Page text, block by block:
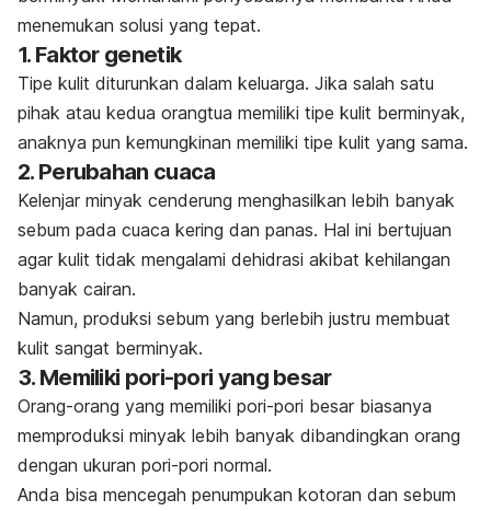
menemukan solusi yang tepat.
1. Faktor genetik
Tipe kulit diturunkan dalam keluarga. Jika salah satu
pihak atau kedua orangtua memiliki tipe kulit berminyak,
anaknya pun kemungkinan memiliki tipe kulit yang sama.
2. Perubahan cuaca
Kelenjar minyak cenderung menghasilkan lebih banyak
sebum pada cuaca kering dan panas. Hal ini bertujuan
agar kulit tidak mengalami dehidrasi akibat kehilangan
banyak cairan.
Namun, produksi sebum yang berlebih justru membuat
kulit sangat berminyak.
3. Memiliki pori-pori yang besar
Orang-orang yang memiliki pori-pori besar biasanya
memproduksi minyak lebih banyak dibandingkan orang
dengan ukuran pori-pori normal.
Anda bisa mencegah penumpukan kotoran dan sebum